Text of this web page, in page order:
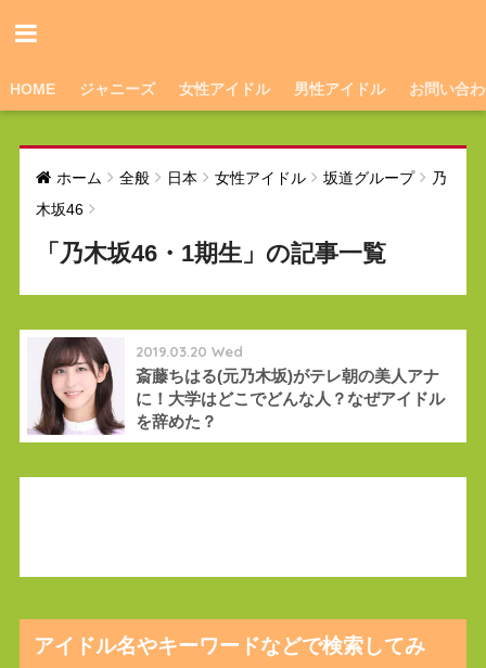
HOME ジャニーズ 女性アイドル 男性アイドル お問い合
ホーム 全般 日本 女性アイドル 坂道グループ
乃
木坂46
「乃木坂46・1期生」の記事一覧
2019.03.20 Wed
斎藤ちはる(元乃木坂)がテレ朝の美人アナ
に！大学はどこでどんな人？なぜアイドル
を辞めた？
アイドル名やキーワードなどで検索してみ